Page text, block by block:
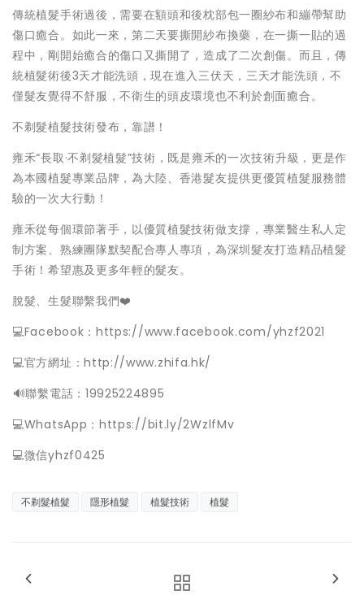
傳統植髮手術過後，需要在額頭和後枕部包一圈紗布和繃帶幫助
傷口癒合。如此一來，第二天要撕開紗布換藥，在一撕一貼的過
程中，剛開始癒合的傷口又撕開了，造成了二次創傷。而且，傳
統植髮術後3天才能洗頭，現在進入三伏天，三天才能洗頭，不
僅髮友覺得不舒服，不衛生的頭皮環境也不利於創面癒合。
不剃髮植髮技術發布，靠譜！
雍禾“長取·不剃髮植髮”技術，既是雍禾的一次技術升級，更是作
為本國植髮專業品牌，為大陸、香港髮友提供更優質植髮服務體
驗的一次大行動！
雍禾從每個環節著手，以優質植髮技術做支撐，專業醫生私人定
制方案、熟練團隊默契配合專人專項，為深圳髮友打造精品植髮
手術！希望惠及更多年輕的髮友。
脫髮、生髮聯繫我們❤️
💻Facebook：https://www.facebook.com/yhzf2021
💻官方網址：http://www.zhifa.hk/
️🔊聯繫電話：19925224895
💻WhatsApp：https://bit.ly/2WzlfMv
💻微信yhzf0425
不剃髮植髮 隱形植髮 植髮技術 植髮